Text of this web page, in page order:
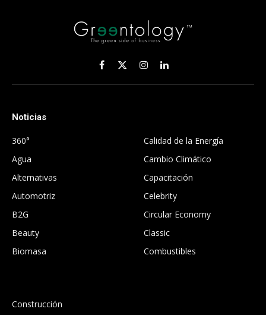
Facebook
X
(Twitter)
InstagramLinkedIn
Noticias
360°
Agua
Alternativas
Automotriz
B2G
Beauty
Biomasa
Calidad de la Energía
Cambio Climático
Capacitación
Celebrity
Circular Economy
Classic
Combustibles
Construcción